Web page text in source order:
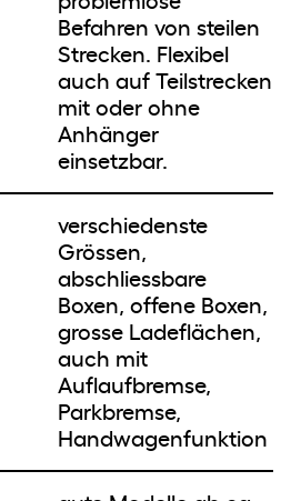
Befahren von steilen
Strecken. Flexibel
auch auf Teilstrecken
mit oder ohne
Anhänger
einsetzbar.
verschiedenste
Grössen,
abschliessbare
Boxen, offene Boxen,
grosse Ladeflächen,
auch mit
Auflaufbremse,
Parkbremse,
Handwagenfunktion